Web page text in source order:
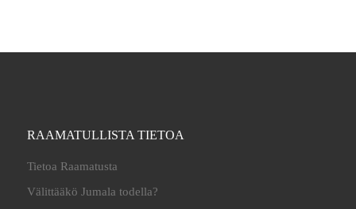
RAAMATULLISTA TIETOA
Tietoa Raamatusta
Välittääkö Jumala todella?